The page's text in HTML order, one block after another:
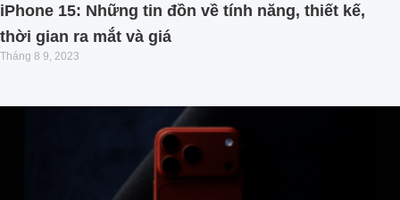
iPhone 15: Những tin đồn về tính năng, thiết kế,
thời gian ra mắt và giá
Tháng 8 9, 2023